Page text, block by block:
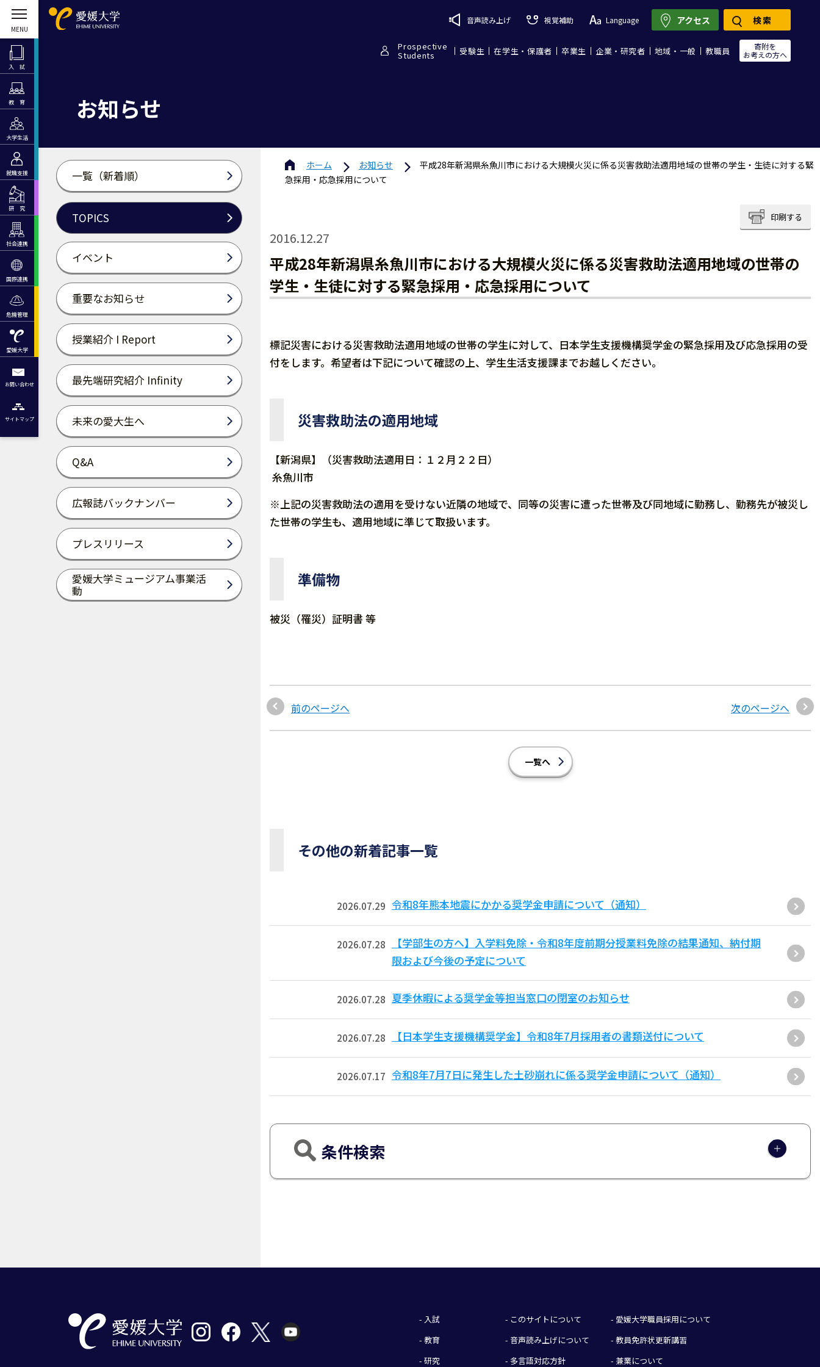
入 試
教 育
大学生活
就職支援
研 究
社会連携
国際連携
危機管理
愛媛大学
お問い合わせ
サイトマップ
音声読み上げ 視覚補助 Language
Prospective
Students 受験生 在学生・保護者 卒業生 企業・研究者 地域・一般 教職員
寄附を
お考えの方へ
アクセス 検索
お知らせ
一覧（新着順）
TOPICS
イベント
重要なお知らせ
授業紹介 I Report
最先端研究紹介 Infinity
未来の愛大生へ
Q&A
広報誌バックナンバー
プレスリリース
愛媛大学ミュージアム事業活
動
ホーム お知らせ
平成28年新潟県糸魚川市における大規模火災に係る災害救助法適用地域の世帯の学生・生徒に対する緊
急採用・応急採用について
印刷する
2016.12.27
平成28年新潟県糸魚川市における大規模火災に係る災害救助法適用地域の世帯の
学生・生徒に対する緊急採用・応急採用について
標記災害における災害救助法適用地域の世帯の学生に対して、日本学生支援機構奨学金の緊急採用及び応急採用の受
付をします。希望者は下記について確認の上、学生生活支援課までお越しください。
災害救助法の適用地域
【新潟県】（災害救助法適用日：１２月２２日）
糸魚川市
※上記の災害救助法の適用を受けない近隣の地域で、同等の災害に遭った世帯及び同地域に勤務し、勤務先が被災し
た世帯の学生も、適用地域に準じて取扱います。
準備物
被災（罹災）証明書 等
前のページへ 次のページへ
一覧へ
その他の新着記事一覧
2026.07.29 令和8年熊本地震にかかる奨学金申請について（通知）
2026.07.28
【学部生の方へ】入学料免除・令和8年度前期分授業料免除の結果通知、納付期
限および今後の予定について
2026.07.28 夏季休暇による奨学金等担当窓口の閉室のお知らせ
2026.07.28 【日本学生支援機構奨学金】令和8年7月採用者の書類送付について
2026.07.17 令和8年7月7日に発生した土砂崩れに係る奨学金申請について（通知）
条件検索
- 入試
- 教育
- 研究
- このサイトについて
- 音声読み上げについて
- 多言語対応方針
- 愛媛大学職員採用について
- 教員免許状更新講習
- 兼業について